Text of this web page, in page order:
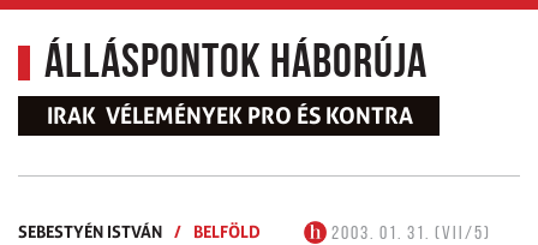
Álláspontok háborúja
IRAK  VÉLEMÉNYEK PRO ÉS KONTRA
SEBESTYÉN ISTVÁN / BELFÖLD
2003. 01. 31. (VII/5)